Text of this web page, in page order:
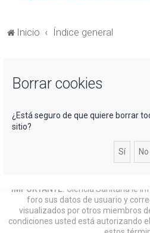
Inicio Índice general
Borrar cookies
¿Está seguro de que quiere borrar
sitio?
IMPORTANTE: Ciencia Sanitaria le
foro sus datos de usuario y
visualizados por otros miembros
condiciones usted está autorizando